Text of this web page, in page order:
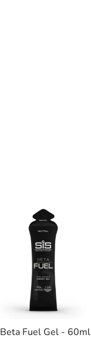
Beta Fuel Gel - 60ml